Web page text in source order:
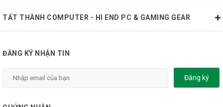
TẤT THÀNH COMPUTER - HI END PC & GAMING GEAR
ĐĂNG KÝ NHẬN TIN
Đăng ký